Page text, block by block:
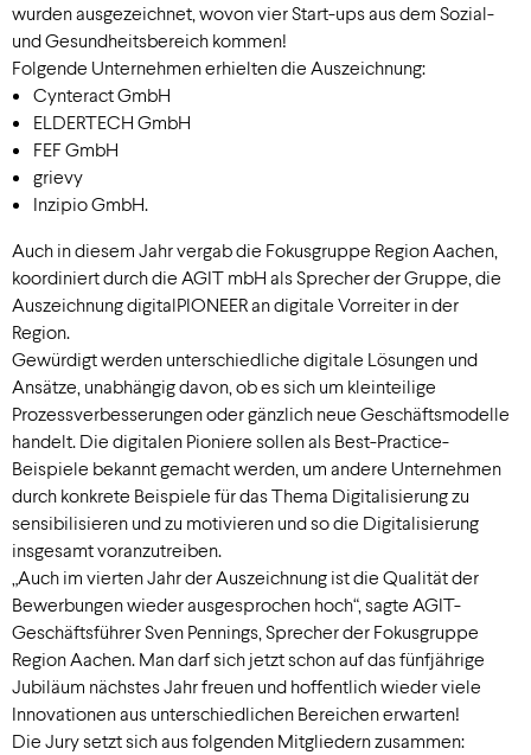
wurden ausgezeichnet, wovon vier Start-ups aus dem Sozial-
und Gesundheitsbereich kommen!
Folgende Unternehmen erhielten die Auszeichnung:
Cynteract GmbH
ELDERTECH GmbH
FEF GmbH
grievy
Inzipio GmbH.
Auch in diesem Jahr vergab die Fokusgruppe Region Aachen,
koordiniert durch die AGIT mbH als Sprecher der Gruppe, die
Auszeichnung digitalPIONEER an digitale Vorreiter in der
Region.
Gewürdigt werden unterschiedliche digitale Lösungen und
Ansätze, unabhängig davon, ob es sich um kleinteilige
Prozessverbesserungen oder gänzlich neue Geschäftsmodelle
handelt. Die digitalen Pioniere sollen als Best-Practice-
Beispiele bekannt gemacht werden, um andere Unternehmen
durch konkrete Beispiele für das Thema Digitalisierung zu
sensibilisieren und zu motivieren und so die Digitalisierung
insgesamt voranzutreiben.
„Auch im vierten Jahr der Auszeichnung ist die Qualität der
Bewerbungen wieder ausgesprochen hoch“, sagte AGIT-
Geschäftsführer Sven Pennings, Sprecher der Fokusgruppe
Region Aachen. Man darf sich jetzt schon auf das fünfjährige
Jubiläum nächstes Jahr freuen und hoffentlich wieder viele
Innovationen aus unterschiedlichen Bereichen erwarten!
Die Jury setzt sich aus folgenden Mitgliedern zusammen: